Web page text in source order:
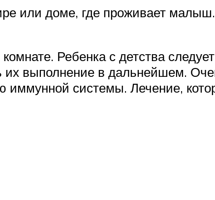
или доме, где проживает
Ребенка с детства
выполнение в дальнейшем.
иммунной системы. Лечение,